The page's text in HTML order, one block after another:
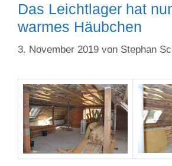
Das Leichtlager hat
warmes Häubchen
3. November 2019 von Stephan